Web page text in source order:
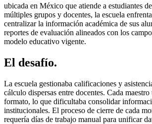
ubicada en México que atiende a estudiantes
múltiples grupos y docentes, la escuela
centralizar la información académica de sus
reportes de evaluación alineados con los
modelo educativo vigente.
El desafío.
La escuela gestionaba calificaciones y
cálculo dispersas entre docentes. Cada
formato, lo que dificultaba consolidar
institucionales. El proceso de cierre de cada
requería días de trabajo manual para unificar